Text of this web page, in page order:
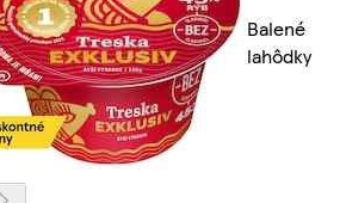
Balené
lahôdky